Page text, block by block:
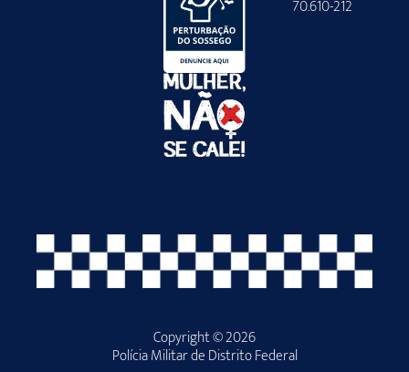
70.610-212
Copyright © 2026
Polícia Militar de Distrito Federal